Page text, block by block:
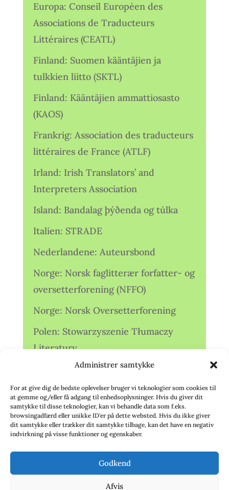
Administrer samtykke
For at give dig de bedste oplevelser bruger vi teknologier som cookies til
at gemme og/eller få adgang til enhedsoplysninger. Hvis du giver dit
samtykke til disse teknologier, kan vi behandle data som f.eks.
browsingadfærd eller unikke ID'er på dette websted. Hvis du ikke giver
dit samtykke eller trækker dit samtykke tilbage, kan det have en negativ
indvirkning på visse funktioner og egenskaber.
Godkend
Afvis
Europa: Conseil Européen des
Associations de Traducteurs
Littéraires (CEATL)
Finland: Suomen kääntäjien ja
tulkkien liitto (SKTL)
Finland: Kääntäjien ammattiosasto
(KAOS)
Frankrig: Association des traducteurs
littéraires de France (ATLF)
Irland: Irish Translators’ and
Interpreters Association
Island: Bandalag þýðenda og túlka
Italien: STRADE
Nederlandene: Auteursbond
Norge: Norsk faglitterær forfatter- og
oversetterforening (NFFO)
Norge: Norsk Oversetterforening
Polen: Stowarzyszenie Tłumaczy
Literatury
Storbritannien: Translators
Association (TA)
Sverige: Översättarsektionen (Ö.)
Sverige: Översättarcentrum (ÖC)
deutschsprachiger Übersetzer (VdÜ)